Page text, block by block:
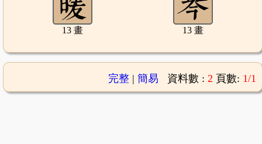
13 畫 13 畫
完整| 簡易 資料數 : 2 頁數: 1/1